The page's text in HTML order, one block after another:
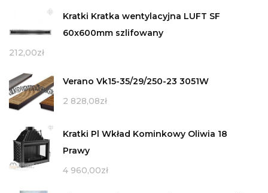
Kratki Kratka wentylacyjna LUFT SF
60x600mm szlifowany
212,00zł
Verano Vk15-35/29/250-23 3051W
2 828,08zł
Kratki Pl Wkład Kominkowy Oliwia 18
Prawy
4 960,00zł